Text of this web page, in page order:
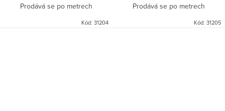
Prodává se po metrech
Kód: 31204
Prodává se po metrech
Kód: 31205